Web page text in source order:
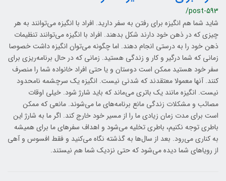
/post-593
شاید شما هم انگیزه برای رفتن به سفر دارید. افراد با انگیزه می‌توانند به هر
چیزی که در ذهن خود دارند شکل بدهند. افراد با انگیزه می‌توانند تنظیمات
ذهن خود را به درستی انجام دهند. اما چگونه می‌توان انگیزه داشت خصوصا
زمانی که شما درگیر و کار و زندگی هستید. زمانی که در حال برنامه‌ریزی برای
سفر خود هستید ممکن است دوستان و یا حتی افراد خانواده شما را منصرف
کنند. آنها معمولا معتقدند که شدنی نیست. انگیزه یک سرچشمه نامحدود
نیست. انگیزه مانند یک باتری می‌ماند که باید شارژ شود. خیلی اوقات
مصائب و مشکلات زندگی مانع برنامه‌های ما می‌شوند. مانعی که ممکن
است برای مدت زمان زیادی ما را از مسیر خود خارج کند. اگر ما به شارژ این
باطری توجه نکنیم، باطری تخلیه می‌شود و اهداف سفرهای ما برای همیشه
به کناری می‌رود. بعد از سال‌ها به گذشته نگاه می‌کنید و فقط افسوس و آهی
از رویاهای شما دیده می‌شود که حتی نزدیک شما هم نیستند.